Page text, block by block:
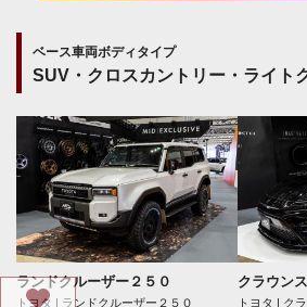
ベース車両ボディタイプ
SUV・クロスカントリー・ライト
ランドクルーザー２５０
トヨタ | ランドクルーザー２５０
クラウン
トヨタ | ク